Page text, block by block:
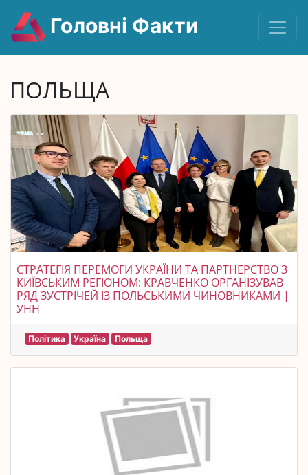
Головні Факти
ПОЛЬЩА
СТРАТЕГІЯ ПЕРЕМОГИ УКРАЇНИ ТА ПАРТНЕРСТВО З
КИЇВСЬКИМ РЕГІОНОМ: КРАВЧЕНКО ОРГАНІЗУВАВ
РЯД ЗУСТРІЧЕЙ ІЗ ПОЛЬСЬКИМИ ЧИНОВНИКАМИ |
УНН
Політика Україна Польща